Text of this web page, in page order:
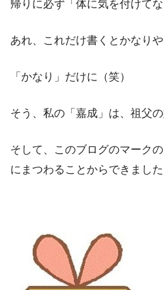
帰りに必ず「体に気を付けて
あれ、これだけ書くとかなり
「かなり」だけに（笑）
そう、私の「嘉成」は、祖父の
そして、このブログのマーク
にまつわることからできました